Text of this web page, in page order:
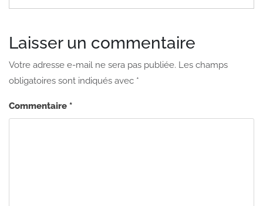
Laisser un commentaire
Votre adresse e-mail ne sera pas publiée. Les champs
obligatoires sont indiqués avec *
Commentaire *